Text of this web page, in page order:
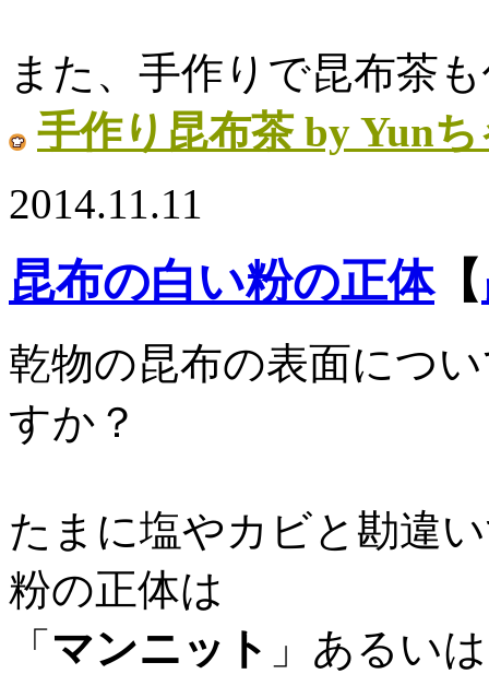
また、手作りで昆布茶
手作り昆布茶 by Yun
2014.11.11
昆布の白い粉の正体【
乾物の昆布の表面につ
すか？
たまに塩やカビと勘違
粉の正体は
「 マンニット 」あるい